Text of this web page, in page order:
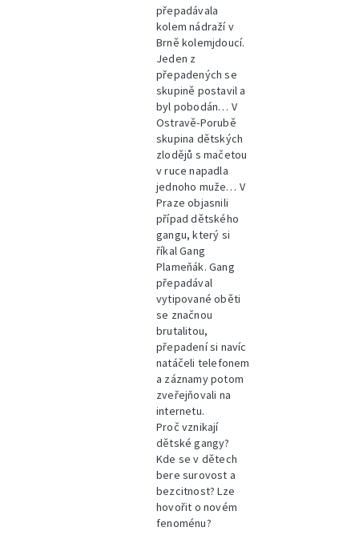
přepadávala
kolem nádraží v
Brně kolemjdoucí.
Jeden z
přepadených se
skupině postavil a
byl pobodán… V
Ostravě-Porubě
skupina dětských
zlodějů s mačetou
v ruce napadla
jednoho muže… V
Praze objasnili
případ dětského
gangu, který si
říkal Gang
Plameňák. Gang
přepadával
vytipované oběti
se značnou
brutalitou,
přepadení si navíc
natáčeli telefonem
a záznamy potom
zveřejňovali na
internetu.
Proč vznikají
dětské gangy?
Kde se v dětech
bere surovost a
bezcitnost? Lze
hovořit o novém
fenoménu?